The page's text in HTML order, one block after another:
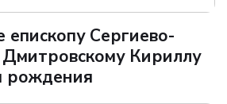
епископу Сергиево-
Кириллу
рождения